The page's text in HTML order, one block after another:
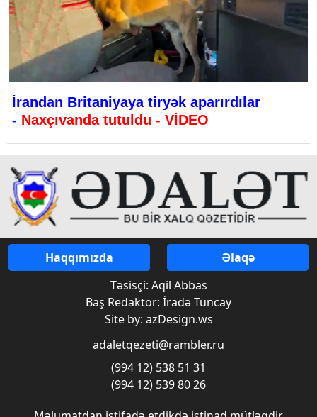
İrandan Britaniyaya tiryək aparırdılar
- Naxçıvanda tutuldu - VİDEO
Haqqımızda
Əlaqə
Təsisçi: Aqil Abbas
Baş Redaktor: İradə Tuncay
Site by: azDesign.ws
adaletqezeti@rambler.ru
(994 12) 538 51 31
(994 12) 539 80 26